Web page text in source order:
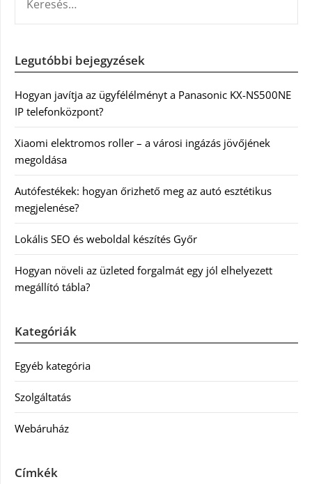
Legutóbbi bejegyzések
Hogyan javítja az ügyfélélményt a Panasonic KX-NS500NE
IP telefonközpont?
Xiaomi elektromos roller – a városi ingázás jövőjének
megoldása
Autófestékek: hogyan őrizhető meg az autó esztétikus
megjelenése?
Lokális SEO és weboldal készítés Győr
Hogyan növeli az üzleted forgalmát egy jól elhelyezett
megállító tábla?
Kategóriák
Egyéb kategória
Szolgáltatás
Webáruház
Címkék